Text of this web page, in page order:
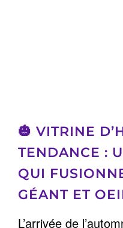
🎃 VITRINE
TENDANCE :
QUI
GÉANT ET
L’arrivée de